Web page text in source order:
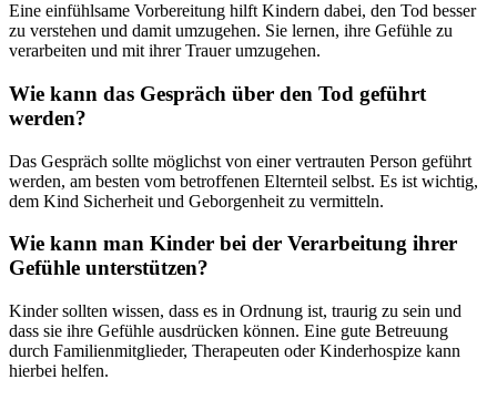
Eine einfühlsame Vorbereitung hilft Kindern dabei, den Tod besser
zu verstehen und damit umzugehen. Sie lernen, ihre Gefühle zu
verarbeiten und mit ihrer Trauer umzugehen.
Wie kann das Gespräch über den Tod geführt
werden?
Das Gespräch sollte möglichst von einer vertrauten Person geführt
werden, am besten vom betroffenen Elternteil selbst. Es ist wichtig,
dem Kind Sicherheit und Geborgenheit zu vermitteln.
Wie kann man Kinder bei der Verarbeitung ihrer
Gefühle unterstützen?
Kinder sollten wissen, dass es in Ordnung ist, traurig zu sein und
dass sie ihre Gefühle ausdrücken können. Eine gute Betreuung
durch Familienmitglieder, Therapeuten oder Kinderhospize kann
hierbei helfen.